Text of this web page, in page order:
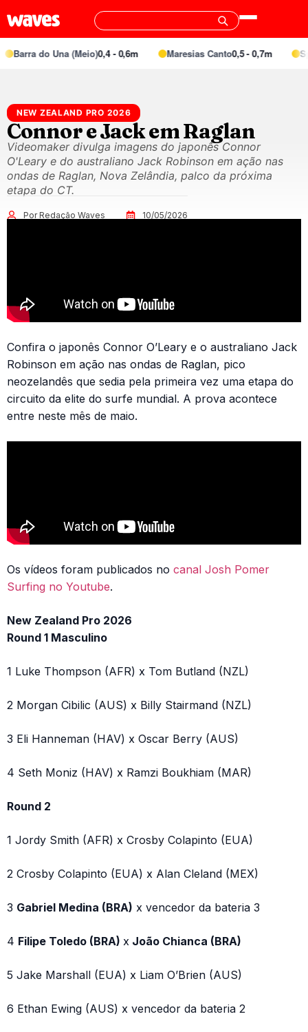
Barra do Una (Meio)0,4 - 0,6m Maresias Canto0,5 - 0,7m
NEW ZEALAND PRO 2026
Connor e Jack em Raglan
Videomaker divulga imagens do japonês Connor
O'Leary e do australiano Jack Robinson em ação nas
ondas de Raglan, Nova Zelândia, palco da próxima
etapa do CT.
Por Redação Waves 10/05/2026
Confira o japonês Connor O’Leary e o australiano Jack
Robinson em ação nas ondas de Raglan, pico
neozelandês que sedia pela primeira vez uma etapa do
circuito da elite do surfe mundial. A prova acontece
entre neste mês de maio.
Os vídeos foram publicados no canal Josh Pomer
Surfing no Youtube.
New Zealand Pro 2026
Round 1 Masculino
1 Luke Thompson (AFR) x Tom Butland (NZL)
2 Morgan Cibilic (AUS) x Billy Stairmand (NZL)
3 Eli Hanneman (HAV) x Oscar Berry (AUS)
4 Seth Moniz (HAV) x Ramzi Boukhiam (MAR)
Round 2
1 Jordy Smith (AFR) x Crosby Colapinto (EUA)
2 Crosby Colapinto (EUA) x Alan Cleland (MEX)
3 Gabriel Medina (BRA) x vencedor da bateria 3
4 Filipe Toledo (BRA) x João Chianca (BRA)
5 Jake Marshall (EUA) x Liam O’Brien (AUS)
6 Ethan Ewing (AUS) x vencedor da bateria 2